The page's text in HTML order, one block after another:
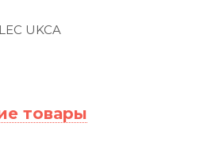
UKCA
товары